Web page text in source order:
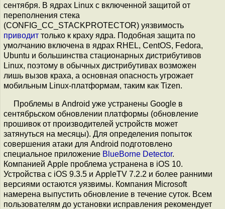
сентября. В ядрах Linux с включенной защитой от
переполнения стека
(CONFIG_CC_STACKPROTECTOR) уязвимость
приводит только к краху ядра. Подобная защита по
умолчанию включена в ядрах RHEL, CentOS, Fedora,
Ubuntu и большинства стационарных дистрибутивов
Linux, поэтому в обычных дистрибутивах возможен
лишь вызов краха, а основная опасность угрожает
мобильным Linux-платформам, таким как Tizen.
Проблемы в Android уже устранены Google в
сентябрьском обновлении платформы (обновление
прошивок от производителей устройств может
затянуться на месяцы). Для определения попыток
совершения атаки для Android подготовлено
специальное приложение BlueBorne Detector.
Компанией Apple проблема устранена в iOS 10.
Устройства с iOS 9.3.5 и AppleTV 7.2.2 и более ранними
версиями остаются уязвимы. Компания Microsoft
намерена выпустить обновление в течение суток. Всем
пользователям до установки исправления рекомендует